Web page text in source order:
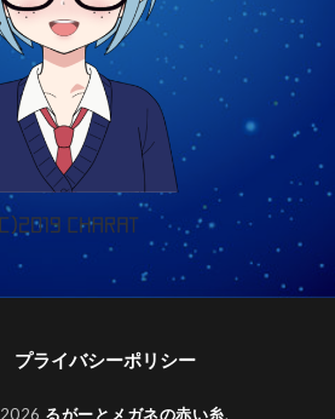
プライバシーポリシー
るがーとメガネの赤い糸.